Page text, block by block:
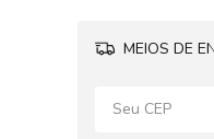
MEIOS DE